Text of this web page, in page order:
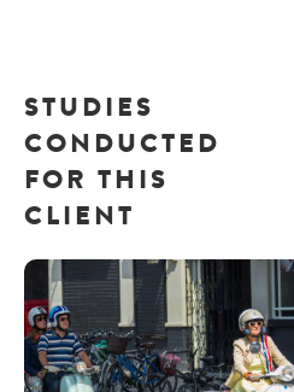
STUDIES
CONDUCTED
FOR THIS
CLIENT